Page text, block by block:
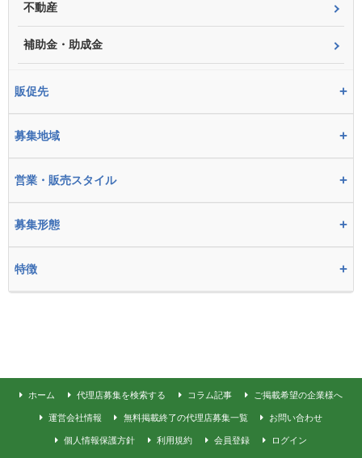
不動産
補助金・助成金
販促先 +
募集地域 +
営業・販売スタイル +
募集形態 +
特徴 +
ホーム 代理店募集を検索する コラム記事 ご掲載希望の企業様へ
運営会社情報 無料掲載終了の代理店募集一覧 お問い合わせ
個人情報保護方針 利用規約 会員登録 ログイン